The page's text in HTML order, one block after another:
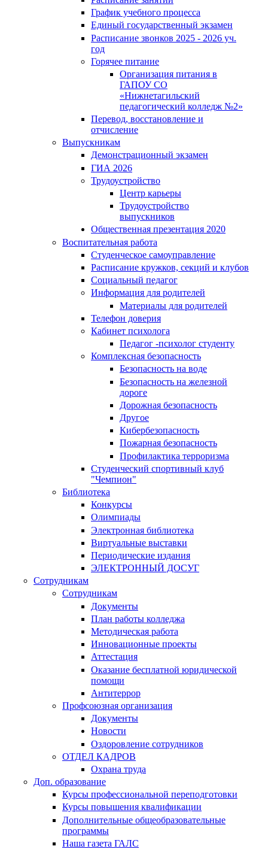
График учебного процесса
Единый государственный экзамен
Расписание звонков 2025 - 2026 уч.
год
Горячее питание
Организация питания в
ГАПОУ СО
«Нижнетагильский
педагогический колледж №2»
Перевод, восстановление и
отчисление
Выпускникам
Демонстрационный экзамен
ГИА 2026
Трудоустройство
Центр карьеры
Трудоустройство
выпускников
Общественная презентация 2020
Воспитательная работа
Студенческое самоуправление
Расписание кружков, секций и клубов
Социальный педагог
Информация для родителей
Материалы для родителей
Телефон доверия
Кабинет психолога
Педагог -психолог студенту
Комплексная безопасность
Безопасность на воде
Безопасность на железной
дороге
Дорожная безопасность
Другое
Кибербезопасность
Пожарная безопасность
Профилактика терроризма
Студенческий спортивный клуб
"Чемпион"
Библиотека
Конкурсы
Олимпиады
Электронная библиотека
Виртуальные выставки
Периодические издания
ЭЛЕКТРОННЫЙ ДОСУГ
Сотрудникам
Сотрудникам
Документы
План работы колледжа
Методическая работа
Инновационные проекты
Аттестация
Оказание бесплатной юридической
помощи
Антитеррор
Профсоюзная организация
Документы
Новости
Оздоровление сотрудников
ОТДЕЛ КАДРОВ
Охрана труда
Доп. образование
Курсы профессиональной переподготовки
Курсы повышения квалификации
Дополнительные общеобразовательные
программы
Наша газета ГАЛС